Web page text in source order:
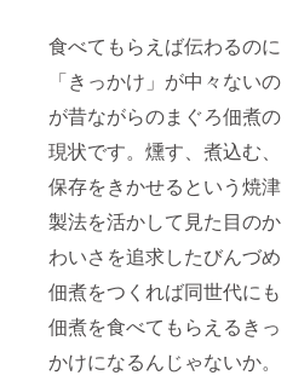
食べてもらえば伝わるのに
「きっかけ」が中々ないの
が昔ながらのまぐろ佃煮の
現状です。燻す、煮込む、
保存をきかせるという焼津
製法を活かして見た目のか
わいさを追求したびんづめ
佃煮をつくれば同世代にも
佃煮を食べてもらえるきっ
かけになるんじゃないか。